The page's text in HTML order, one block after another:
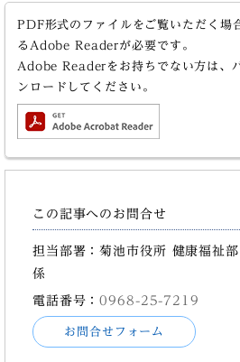
PDF形式のファイルをご覧いただく場
るAdobe Readerが必要です。
Adobe Readerをお持ちでない方は、
ンロードしてください。
この記事へのお問合せ
担当部署：菊池市役所 健康福祉
係
電話番号：0968-25-7219
お問合せフォーム